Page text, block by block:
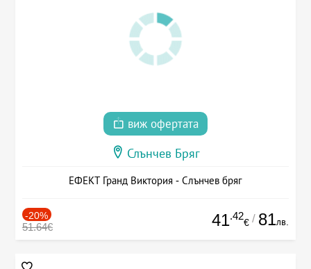
виж офертата
Слънчев Бряг
ЕФЕКТ Гранд Виктория - Слънчев бряг
-20%
51.64€ 41.42
€ / 81лв.